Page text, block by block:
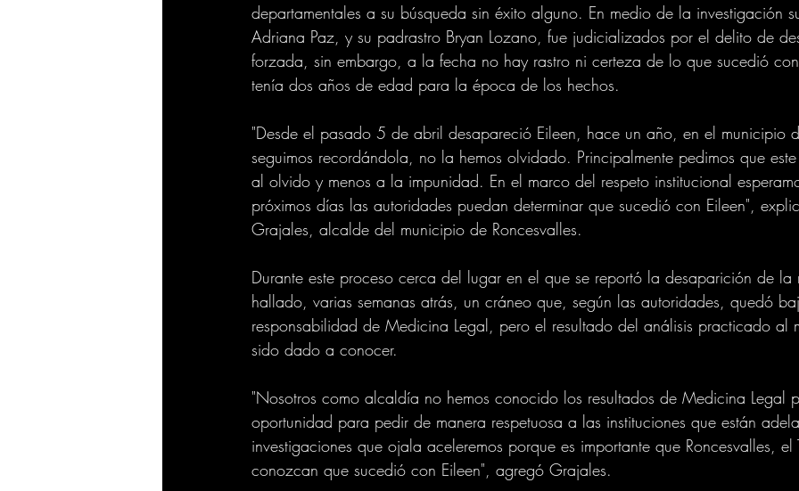
departamentales a su búsqueda sin éxito alguno. En medio de la investigación
Adriana Paz, y su padrastro Bryan Lozano, fue judicializados por el delito de
forzada, sin embargo, a la fecha no hay rastro ni certeza de lo que sucedió
tenía dos años de edad para la época de los hechos.
"Desde el pasado 5 de abril desapareció Eileen, hace un año, en el municipio
seguimos recordándola, no la hemos olvidado. Principalmente pedimos que
al olvido y menos a la impunidad. En el marco del respeto institucional
próximos días las autoridades puedan determinar que sucedió con Eileen",
Grajales, alcalde del municipio de Roncesvalles.
Durante este proceso cerca del lugar en el que se reportó la desaparición de la
hallado, varias semanas atrás, un cráneo que, según las autoridades, quedó
responsabilidad de Medicina Legal, pero el resultado del análisis practicado al
sido dado a conocer.
"Nosotros como alcaldía no hemos conocido los resultados de Medicina Legal
oportunidad para pedir de manera respetuosa a las instituciones que están
investigaciones que ojala aceleremos porque es importante que Roncesvalles, el
conozcan que sucedió con Eileen", agregó Grajales.